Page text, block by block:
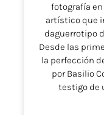
fotografía
artístico que
daguerrotipo
Desde las
la perfección
por Basilio
testigo de